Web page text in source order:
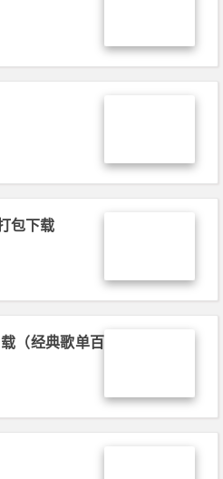
包下载
（经典歌单百